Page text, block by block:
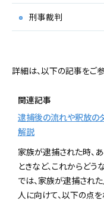
刑事裁判
詳細は、以下の記事をご参
関連記事
逮捕後の流れや釈放の
解説
家族が逮捕された時、
ときなど、これからど
では、家族が逮捕され
人に向けて、以下の点